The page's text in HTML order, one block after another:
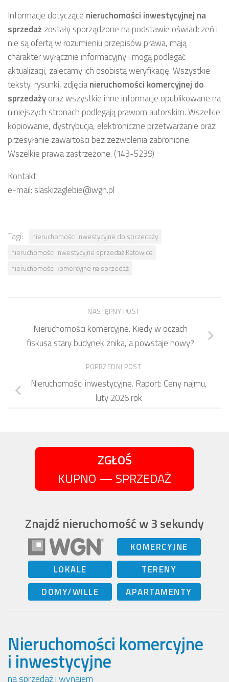
Informacje dotyczące nieruchomości inwestycyjnej na
sprzedaż zostały sporządzone na podstawie oświadczeń i
nie są ofertą w rozumieniu przepisów prawa, mają
charakter wyłącznie informacyjny i mogą podlegać
aktualizacji, zalecamy ich osobistą weryfikację. Wszystkie
teksty, rysunki, zdjęcianieruchomości komercyjnej do
sprzedażyoraz wszystkie inne informacje opublikowane na
niniejszych stronach podlegają prawom autorskim. Wszelkie
kopiowanie, dystrybucja, elektroniczne przetwarzanie oraz
przesyłanie zawartości bez zezwolenia zabronione.
Wszelkie prawa zastrzeżone. (143-5239)
Kontakt:
e-mail: slaskizaglebie@wgn.pl
Tagi:
nieruchomości inwestycyjne do sprzedaży
nieruchomości inwestycyjne sprzedaż Katowice
nieruchomości komercyjne na sprzedaż
NASTĘPNY POST
Nieruchomości komercyjne. Kiedy w oczach
fiskusa stary budynek znika, a powstaje nowy?
POPRZEDNI POST
Nieruchomości inwestycyjne. Raport: Ceny najmu,
luty 2026 rok
ZGŁOŚ
KUPNO — SPRZEDAŻ
Znajdź nieruchomość w 3 sekundy
KOMERCYJNE
LOKALE
TERENY
DOMY/WILLE
APARTAMENTY
Nieruchomości komercyjne
i inwestycyjne
na sprzedaż i wynajem